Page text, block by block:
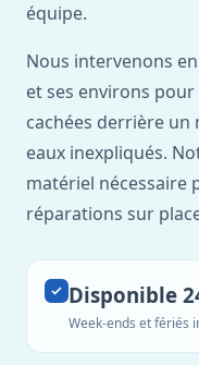
équipe.
Nous intervenons en
et ses environs
cachées derrière un
eaux inexpliqués.
matériel nécessaire
réparations sur
Disponible
Week-ends et fériés